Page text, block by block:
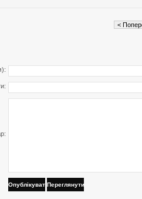
<
ОпублікуватиПереглянути